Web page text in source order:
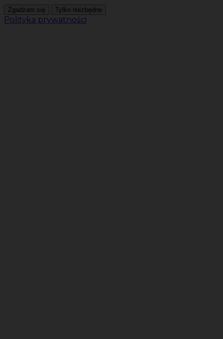
Zgadzam się Tylko niezbędne
Polityka prywatności